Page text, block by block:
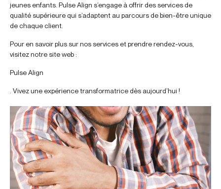
jeunes enfants. Pulse Align s’engage à offrir des services de
qualité supérieure qui s’adaptent au parcours de bien-être unique
de chaque client.
Pour en savoir plus sur nos services et prendre rendez-vous,
visitez notre site web :
Pulse Align
. Vivez une expérience transformatrice dès aujourd’hui !